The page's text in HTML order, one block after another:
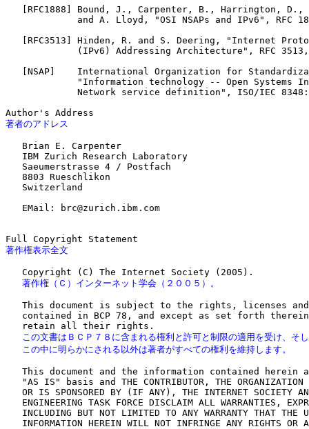
[RFC1888] Bound, J., Carpenter, B., Harrington, D.,
and A. Lloyd, "OSI NSAPs and IPv6", RFC
[RFC3513] Hinden, R. and S. Deering, "Internet
(IPv6) Addressing Architecture", RFC
[NSAP]    International Organization for
"Information technology -- Open Systems
Network service definition", ISO/IEC
著者のアドレス
   Brian E. Carpenter
   IBM Zurich Research Laboratory
   Saeumerstrasse 4 / Postfach
   8803 Rueschlikon
   Switzerland
   EMail: brc@zurich.ibm.com
著作権表示全文
   著作権（Ｃ）インターネット学会（２００５）。
This document is subject to the rights, licenses
contained in BCP 78, and except as set forth
この文書はＢＣＰ７８に含まれる権利と許可と制限の適用を受け、そ
   この中に明らかにされる以外は著者がすべての権利を維持します。
This document and the information contained herein
"AS IS" basis and THE CONTRIBUTOR, THE ORGANIZATION
OR IS SPONSORED BY (IF ANY), THE INTERNET SOCIETY
ENGINEERING TASK FORCE DISCLAIM ALL WARRANTIES,
INCLUDING BUT NOT LIMITED TO ANY WARRANTY THAT THE
INFORMATION HEREIN WILL NOT INFRINGE ANY RIGHTS OR